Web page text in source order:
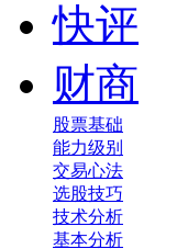
快评
财商
股票基础
能力级别
交易心法
选股技巧
技术分析
基本分析